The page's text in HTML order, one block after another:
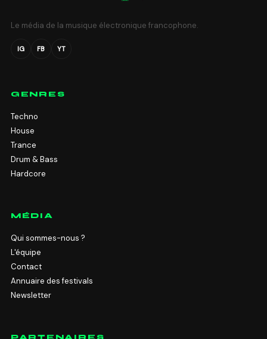
Le média de la musique électronique francophone.
IG FB YT
GENRES
Techno
House
Trance
Drum & Bass
Hardcore
MÉDIA
Qui sommes-nous ?
L'équipe
Contact
Annuaire des festivals
Newsletter